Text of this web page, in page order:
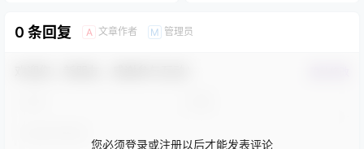
0 条回复 A 文章作者 M 管理员
您必须登录或注册以后才能发表评论